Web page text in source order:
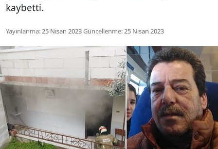
kaybetti.
Yayınlanma:25 Nisan 2023Güncellenme:25 Nisan 2023